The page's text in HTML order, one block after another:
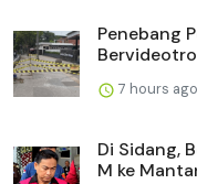
Penebang
7 hours ago
Di Sidang,
M ke